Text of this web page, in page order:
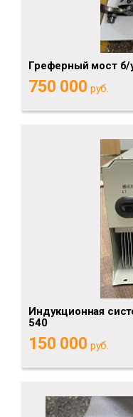
Греферный мост б/
750 000 руб.
Индукционная
540
150 000 руб.